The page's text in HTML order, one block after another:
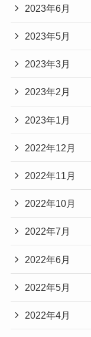
2023年6月
2023年5月
2023年3月
2023年2月
2023年1月
2022年12月
2022年11月
2022年10月
2022年7月
2022年6月
2022年5月
2022年4月